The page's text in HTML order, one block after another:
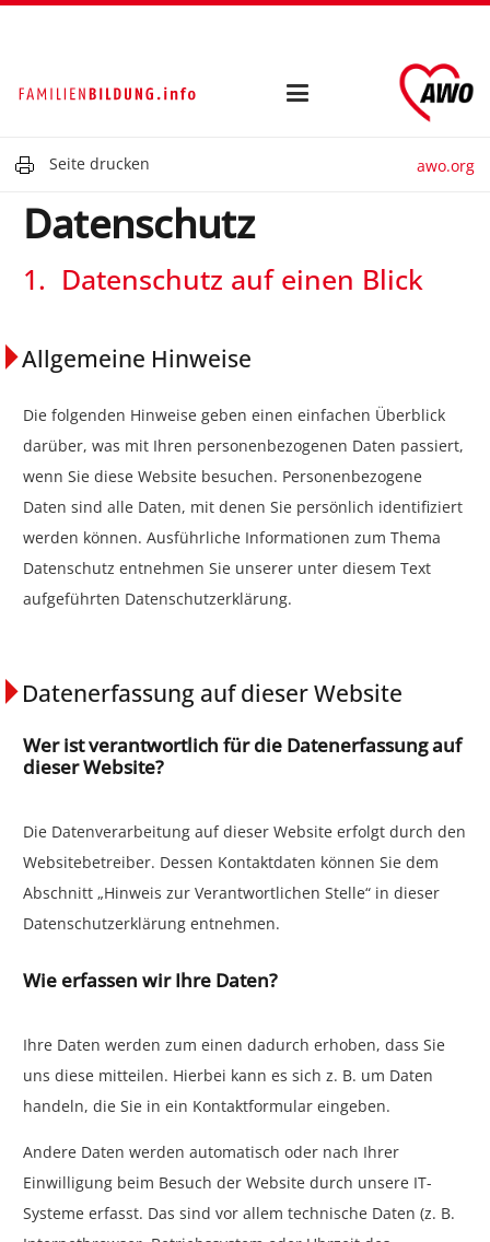
Seite drucken awo.org
Datenschutz
1. Datenschutz auf einen Blick
Allgemeine Hinweise
Die folgenden Hinweise geben einen einfachen Überblick
darüber, was mit Ihren personenbezogenen Daten passiert,
wenn Sie diese Website besuchen. Personenbezogene
Daten sind alle Daten, mit denen Sie persönlich identifiziert
werden können. Ausführliche Informationen zum Thema
Datenschutz entnehmen Sie unserer unter diesem Text
aufgeführten Datenschutzerklärung.
Datenerfassung auf dieser Website
Wer ist verantwortlich für die Datenerfassung auf
dieser Website?
Die Datenverarbeitung auf dieser Website erfolgt durch den
Websitebetreiber. Dessen Kontaktdaten können Sie dem
Abschnitt „Hinweis zur Verantwortlichen Stelle“ in dieser
Datenschutzerklärung entnehmen.
Wie erfassen wir Ihre Daten?
Ihre Daten werden zum einen dadurch erhoben, dass Sie
uns diese mitteilen. Hierbei kann es sich z. B. um Daten
handeln, die Sie in ein Kontaktformular eingeben.
Andere Daten werden automatisch oder nach Ihrer
Einwilligung beim Besuch der Website durch unsere IT-
Systeme erfasst. Das sind vor allem technische Daten (z. B.